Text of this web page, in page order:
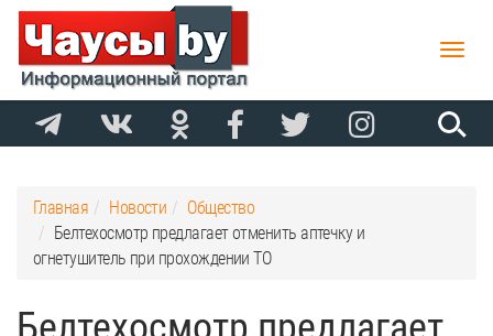
Toggle
Главная Новости
Общество
Белтехосмотр предлагает отменить аптечку и
огнетушитель при прохождении ТО